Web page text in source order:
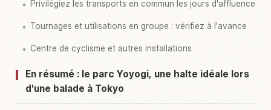
Privilégiez les transports en commun les jours d'affluence
Tournages et utilisations en groupe : vérifiez à l'avance
Centre de cyclisme et autres installations
En résumé : le parc Yoyogi, une halte idéale lors
d'une balade à Tokyo